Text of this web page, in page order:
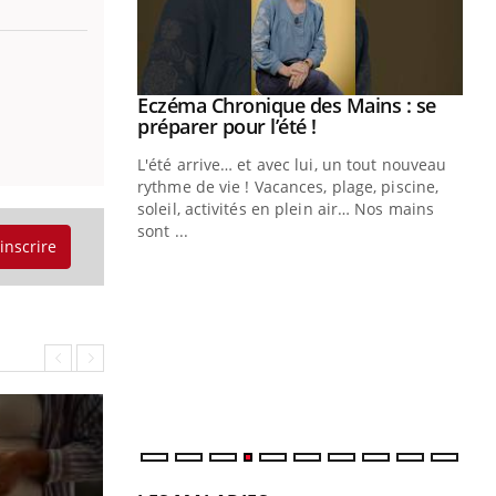
: et si on
les soignants.
Youtube
Eczéma Chronique des Mains : se
préparer pour l’été !Youtube
L'été arrive… et avec lui, un tout nouveau
rythme de vie ! Vacances, plage, piscine,
soleil, activités en plein air… Nos mains
sont ...